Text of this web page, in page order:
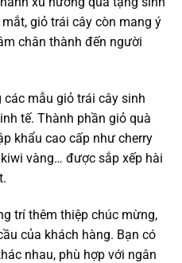
giỏ trái cây còn mang ý
chân thành đến người
mẫu giỏ trái cây sinh
tế. Thành phần giỏ quà
khẩu cao cấp như cherry
vàng… được sắp xếp hài
trí thêm thiệp chúc mừng,
của khách hàng. Bạn có
nhau, phù hợp với ngân